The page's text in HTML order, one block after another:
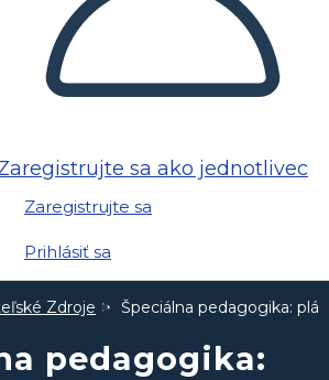
sa ako jednotlivec
Zaregistrujte sa
Prihlásiť sa
Zdroje Špeciálna pedagogika:
pedagogika: